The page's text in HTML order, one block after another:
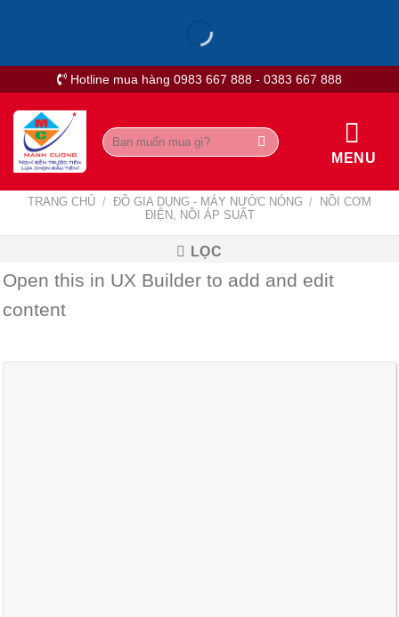
Hotline mua hàng 0983 667 888 - 0383 667 888
Tìm
kiếm:
MENU
TRANG CHỦ / ĐỒ GIA DỤNG - MÁY NƯỚC NÓNG /
NỒI CƠM
ĐIỆN, NỒI ÁP SUẤT
LỌC
Open this in UX Builder to add and edit
content